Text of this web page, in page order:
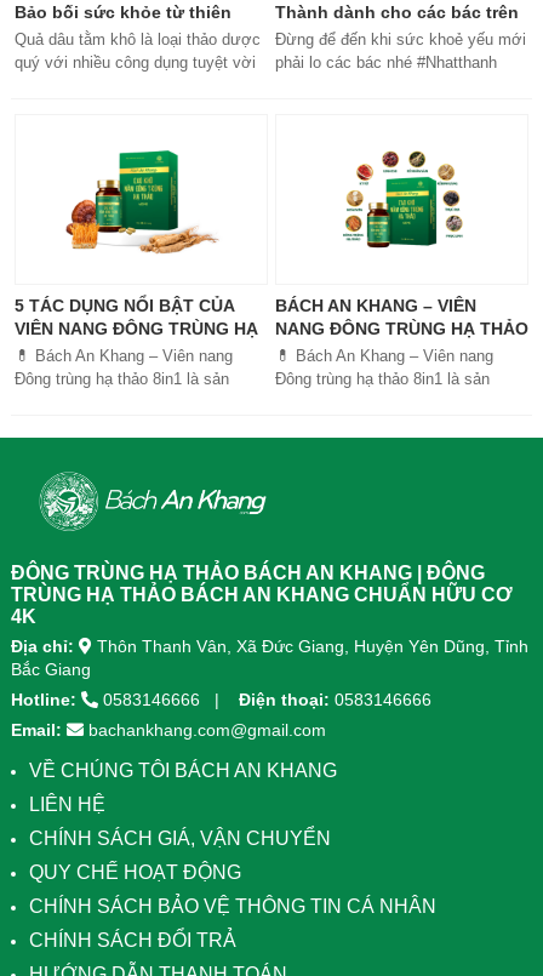
Bảo bối sức khỏe từ thiên
nhiên
Quả dâu tằm khô là loại thảo dược
quý với nhiều công dụng tuyệt vời
Thành dành cho các bác trên
50 tuổi
Đừng để đến khi sức khoẻ yếu mới
phải lo các bác nhé #Nhatthanh
#khoetubentrong #nhatthanhbak
5 TÁC DỤNG NỔI BẬT CỦA
VIÊN NANG ĐÔNG TRÙNG HẠ
THẢO BÁCH AN KHANG
💊 Bách An Khang – Viên nang
Đông trùng hạ thảo 8in1 là sản
tiêu hóa, ngủ ngon, giảm mệt mỏi.
Sản phẩm được sản xuất tại nhà
máy đạt chuẩn GMP, sử dụng công
giúp hấp thu nhanh và hiệu quả
hơn.
BÁCH AN KHANG – VIÊN
NANG ĐÔNG TRÙNG HẠ THẢO
8IN1: GIẢI PHÁP SỨC KHỎE
TOÀN DIỆN
💊 Bách An Khang – Viên nang
Đông trùng hạ thảo 8in1 là sản
ĐÔNG TRÙNG HẠ THẢO BÁCH AN KHANG | ĐÔNG
TRÙNG HẠ THẢO BÁCH AN KHANG CHUẨN HỮU CƠ
4K
Địa chỉ:
Thôn Thanh Vân, Xã Đức Giang, Huyện Yên Dũng, Tỉnh
Bắc Giang
Hotline:
0583146666 Điện thoại: 0583146666
Email:
bachankhang.com@gmail.com
VỀ CHÚNG TÔI BÁCH AN KHANG
LIÊN HỆ
CHÍNH SÁCH GIÁ, VẬN CHUYỂN
QUY CHẾ HOẠT ĐỘNG
CHÍNH SÁCH BẢO VỆ THÔNG TIN CÁ NHÂN
CHÍNH SÁCH ĐỔI TRẢ